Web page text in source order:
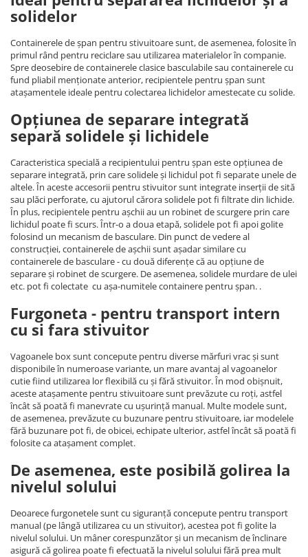
solidelor
Containerele de șpan pentru stivuitoare sunt, de asemenea, folosite în
primul rând pentru reciclare sau utilizarea materialelor în companie.
Spre deosebire de containerele clasice basculabile sau containerele cu
fund pliabil menționate anterior, recipientele pentru șpan sunt
atașamentele ideale pentru colectarea lichidelor amestecate cu solide.
Opțiunea de separare integrată
separă solidele și lichidele
Caracteristica specială a recipientului pentru șpan este opțiunea de
separare integrată, prin care solidele și lichidul pot fi separate unele de
altele. În aceste accesorii pentru stivuitor sunt integrate inserții de sită
sau plăci perforate, cu ajutorul cărora solidele pot fi filtrate din lichide.
În plus, recipientele pentru așchii au un robinet de scurgere prin care
lichidul poate fi scurs. Într-o a doua etapă, solidele pot fi apoi golite
folosind un mecanism de basculare. Din punct de vedere al
construcției, containerele de așchii sunt așadar similare cu
containerele de basculare - cu două diferențe că au opțiune de
separare și robinet de scurgere. De asemenea, solidele murdare de ulei
etc. pot fi colectate cu așa-numitele containere pentru șpan. .
Furgoneta - pentru transport intern
cu si fara stivuitor
Vagoanele box sunt concepute pentru diverse mărfuri vrac și sunt
disponibile în numeroase variante, un mare avantaj al vagoanelor
cutie fiind utilizarea lor flexibilă cu și fără stivuitor. În mod obișnuit,
aceste atașamente pentru stivuitoare sunt prevăzute cu roți, astfel
încât să poată fi manevrate cu ușurință manual. Multe modele sunt,
de asemenea, prevăzute cu buzunare pentru stivuitoare, iar modelele
fără buzunare pot fi, de obicei, echipate ulterior, astfel încât să poată fi
folosite ca atașament complet.
De asemenea, este posibilă golirea la
nivelul solului
Deoarece furgonetele sunt cu siguranță concepute pentru transport
manual (pe lângă utilizarea cu un stivuitor), acestea pot fi golite la
nivelul solului. Un mâner corespunzător și un mecanism de înclinare
asigură că golirea poate fi efectuată la nivelul solului fără prea mult